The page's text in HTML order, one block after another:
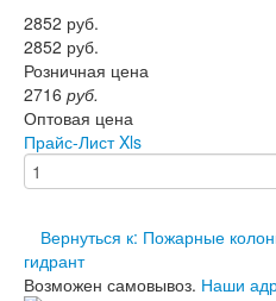
Пожарное оборудование
Перезарядка
Перезарядка ОП
Перезарядка ОВП
Доставка
Гарантии
Статьи
Сертификаты
2852 руб.
2852 руб.
Розничная цена
2716 руб.
Оптовая цена
Прайс-Лист Xls
Вернуться к: Пожарные
гидрант
Возможен самовывоз. Наши